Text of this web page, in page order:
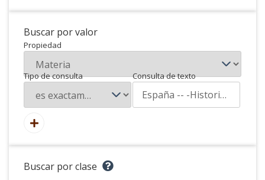
Buscar por valor
Propiedad
Tipo de consulta Consulta de texto
Buscar por clase